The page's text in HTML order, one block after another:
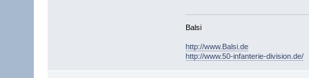
Balsi
http://www.Balsi.de
http://www.50-infanterie-division.de/